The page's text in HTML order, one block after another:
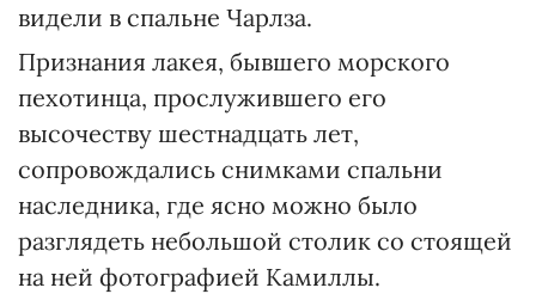
видели в спальне Чарлза.
Признания лакея, бывшего морского
пехотинца, прослужившего его
высочеству шестнадцать лет,
сопровождались снимками спальни
наследника, где ясно можно было
разглядеть небольшой столик со стоящей
на ней фотографией Камиллы.